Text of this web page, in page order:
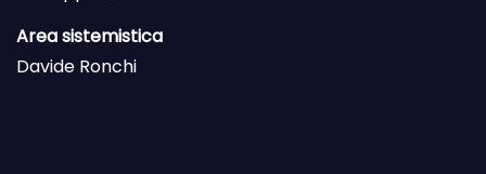
Area sistemistica
Davide Ronchi